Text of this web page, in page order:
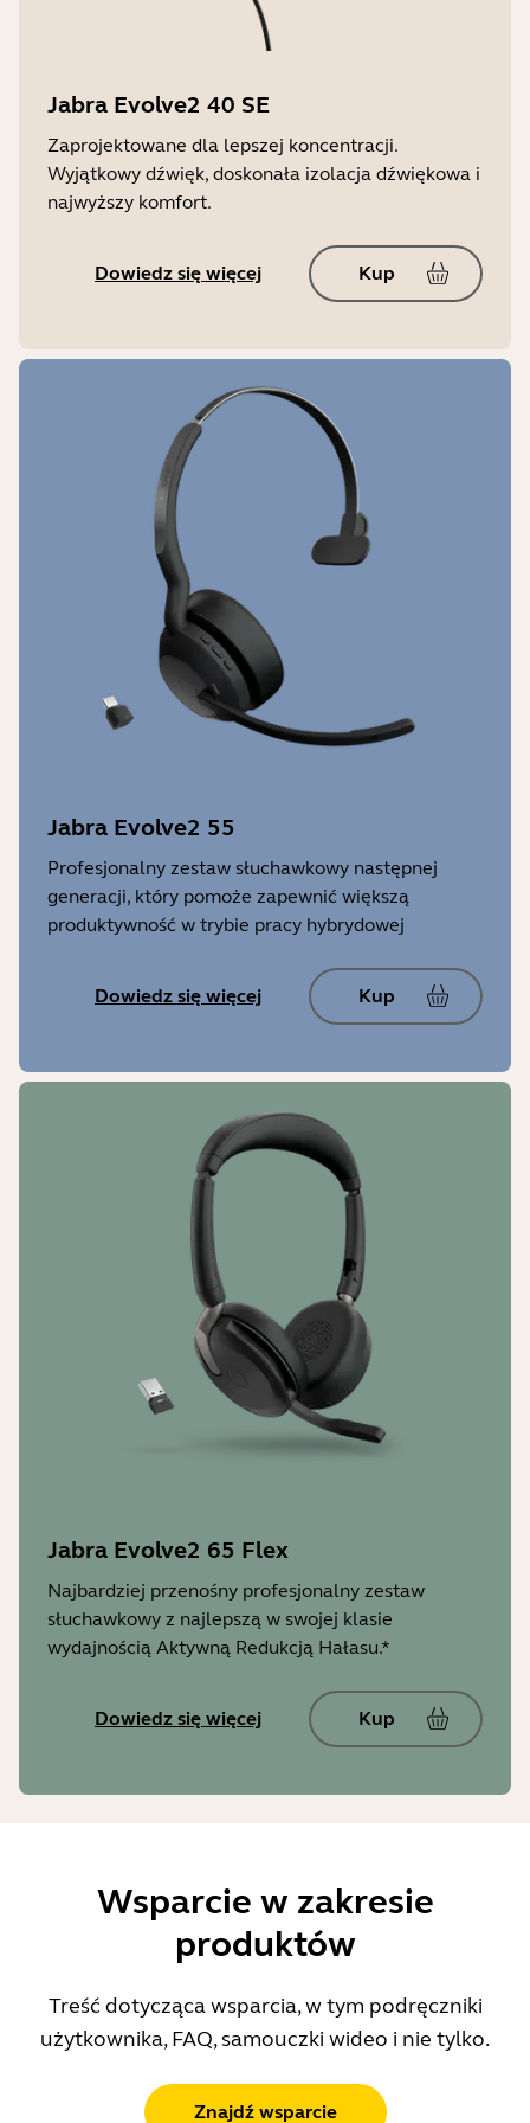
Alcatel-Lucent, Avaya, Cisco, Unify,
Zoom, Google Meet, Amazon Chime,
Microsoft Teams (zależnie od wersji)
Długość przewodu USB
2 lata
Dioda zajętości, połączenia
przychodzące, powiadomienia
Jabra Evolve2 40 SE
Zaprojektowane dla lepszej koncentracji.
Wyjątkowy dźwięk, doskonała izolacja dźwiękowa i
najwyższy komfort.
Dowiedz się więcej Kup
Jabra Evolve2 55
Profesjonalny zestaw słuchawkowy następnej
generacji, który pomoże zapewnić większą
produktywność w trybie pracy hybrydowej
Dowiedz się więcej Kup
Jabra Evolve2 65 Flex
Najbardziej przenośny profesjonalny zestaw
słuchawkowy z najlepszą w swojej klasie
wydajnością Aktywną Redukcją Hałasu.*
Dowiedz się więcej Kup
Wsparcie w zakresie
produktów
Treść dotycząca wsparcia, w tym podręczniki
użytkownika, FAQ, samouczki wideo i nie tylko.
Znajdź wsparcie